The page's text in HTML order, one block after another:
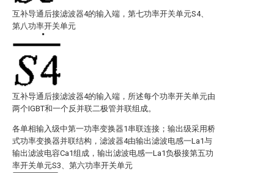
互补导通后接滤波器4的输入端，第七功率开关单元S4、
第八功率开关单元
互补导通后接滤波器4的输入端，所述每个功率开关单元由
两个IGBT和一个反并联二极管并联组成。
各单相输入级中第一功率变换器1串联连接；输出级采用桥
式功率变换器并联结构，滤波器4由输出滤波电感一La1与
输出滤波电容Ca1组成，输出滤波电感一La1负极接第五功
率开关单元S3、第六功率开关单元